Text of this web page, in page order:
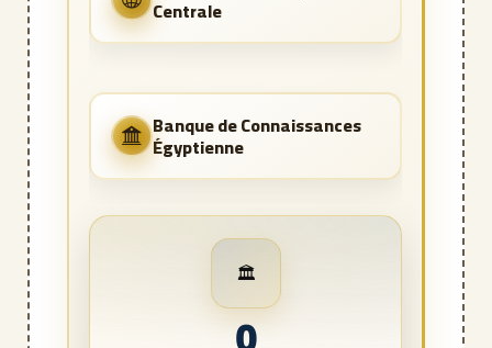
Centrale
Banque de Connaissances
Égyptienne
🏛️